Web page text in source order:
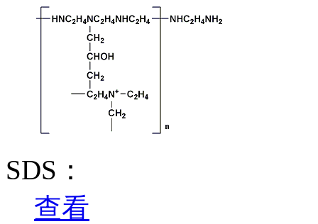
SDS：
查看